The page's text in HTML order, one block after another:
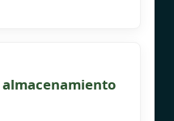
almacenamiento